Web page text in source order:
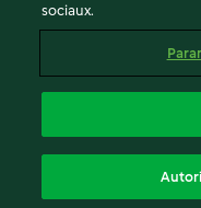
Mentions légales
Contenu du rapport
Déclaration d'accessibilité
sociaux.